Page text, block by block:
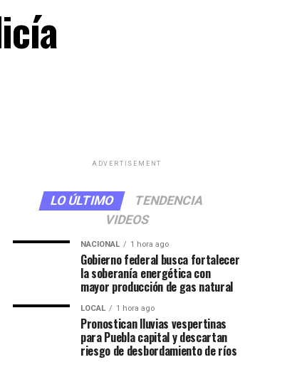
ADVERTISEMENT
LO ÚLTIMO
TENDENCIA
VIDEOS
NACIONAL 1 hora ago
Gobierno federal busca fortalecer
la soberanía energética con
mayor producción de gas natural
LOCAL 1 hora ago
Pronostican lluvias vespertinas
para Puebla capital y descartan
riesgo de desbordamiento de ríos